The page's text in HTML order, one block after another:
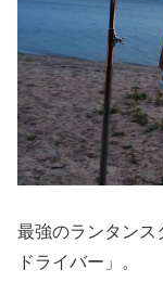
最強のランタン
ドライバー」。